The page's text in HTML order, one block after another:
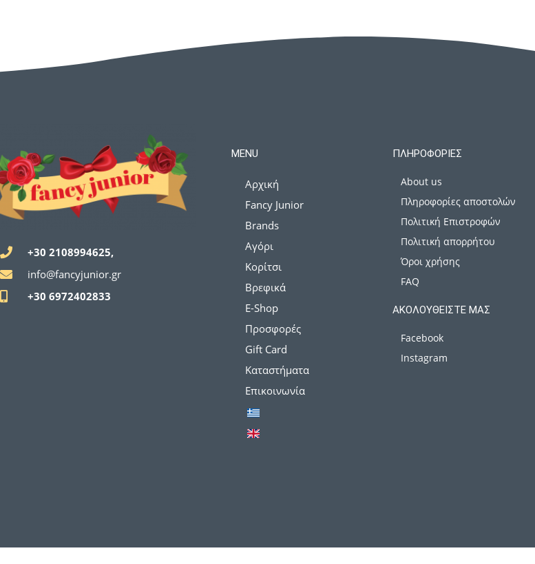
+30 2108994625,
info@fancyjunior.gr
+30 6972402833
MENU
Αρχική
Fancy Junior
Brands
Αγόρι
Κορίτσι
Βρεφικά
E-Shop
Προσφορές
Gift Card
Καταστήματα
Επικοινωνία
ΠΛΗΡΟΦΟΡΊΕΣ
About us
Πληροφορίες αποστολών
Πολιτική Επιστροφών
Πολιτική απορρήτου
Όροι χρήσης
FAQ
ΑΚΟΛΟΥΘΕΊΣΤΕ ΜΑΣ
Facebook
Instagram